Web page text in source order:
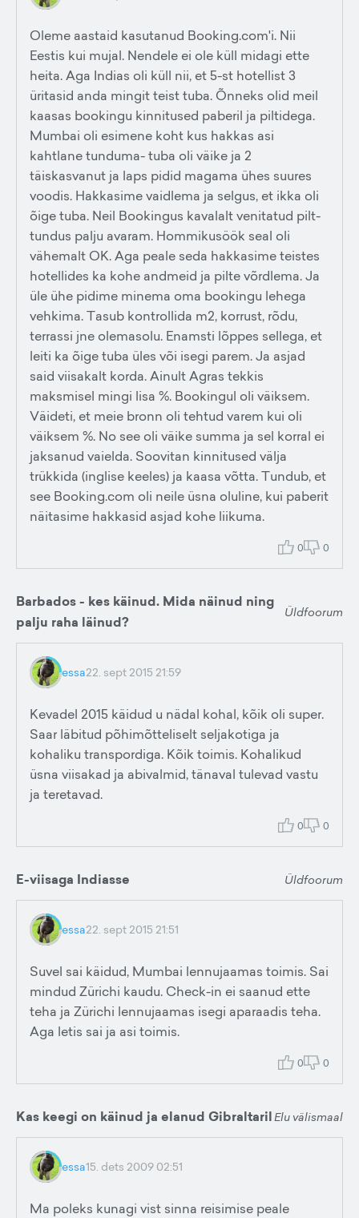
Oleme aastaid kasutanud Booking.com'i. Nii
Eestis kui mujal. Nendele ei ole küll midagi ette
heita. Aga Indias oli küll nii, et 5-st hotellist 3
üritasid anda mingit teist tuba. Õnneks olid meil
kaasas bookingu kinnitused paberil ja piltidega.
Mumbai oli esimene koht kus hakkas asi
kahtlane tunduma- tuba oli väike ja 2
täiskasvanut ja laps pidid magama ühes suures
voodis. Hakkasime vaidlema ja selgus, et ikka oli
õige tuba. Neil Bookingus kavalalt venitatud pilt-
tundus palju avaram. Hommikusöök seal oli
vähemalt OK. Aga peale seda hakkasime teistes
hotellides ka kohe andmeid ja pilte võrdlema. Ja
üle ühe pidime minema oma bookingu lehega
vehkima. Tasub kontrollida m2, korrust, rõdu,
terrassi jne olemasolu. Enamsti lõppes sellega, et
leiti ka õige tuba üles või isegi parem. Ja asjad
said viisakalt korda. Ainult Agras tekkis
maksmisel mingi lisa %. Bookingul oli väiksem.
Väideti, et meie bronn oli tehtud varem kui oli
väiksem %. No see oli väike summa ja sel korral ei
jaksanud vaielda. Soovitan kinnitused välja
trükkida (inglise keeles) ja kaasa võtta. Tundub, et
see Booking.com oli neile üsna oluline, kui paberit
näitasime hakkasid asjad kohe liikuma.
0 0
Barbados - kes käinud. Mida näinud ning
palju raha läinud?
Üldfoorum
essa22. sept 2015 21:59
Kevadel 2015 käidud u nädal kohal, kõik oli super.
Saar läbitud põhimõtteliselt seljakotiga ja
kohaliku transpordiga. Kõik toimis. Kohalikud
üsna viisakad ja abivalmid, tänaval tulevad vastu
ja teretavad.
0 0
E-viisaga Indiasse Üldfoorum
essa22. sept 2015 21:51
Suvel sai käidud, Mumbai lennujaamas toimis. Sai
mindud Zürichi kaudu. Check-in ei saanud ette
teha ja Zürichi lennujaamas isegi aparaadis teha.
Aga letis sai ja asi toimis.
0 0
Kas keegi on käinud ja elanud Gibraltaril Elu välismaal
essa15. dets 2009 02:51
Ma poleks kunagi vist sinna reisimise peale